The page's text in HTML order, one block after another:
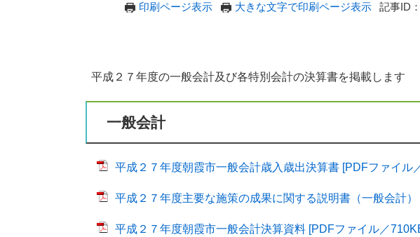
印刷ページ表示 大きな文字で印刷ページ表示 記事ID
平成２７年度の一般会計及び各特別会計の決算書を掲載します
一般会計
平成２７年度朝霞市一般会計歳入歳出決算書 [PDFファイル
平成２７年度主要な施策の成果に関する説明書（一般会計
平成２７年度朝霞市一般会計決算資料 [PDFファイル／